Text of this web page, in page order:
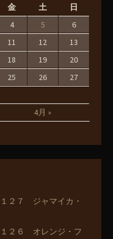
金 土 日
4月 »
4 5
6
11 12
13
18 19
20
25 26
27
２７ ジャマイカ・
２６ オレンジ・フ